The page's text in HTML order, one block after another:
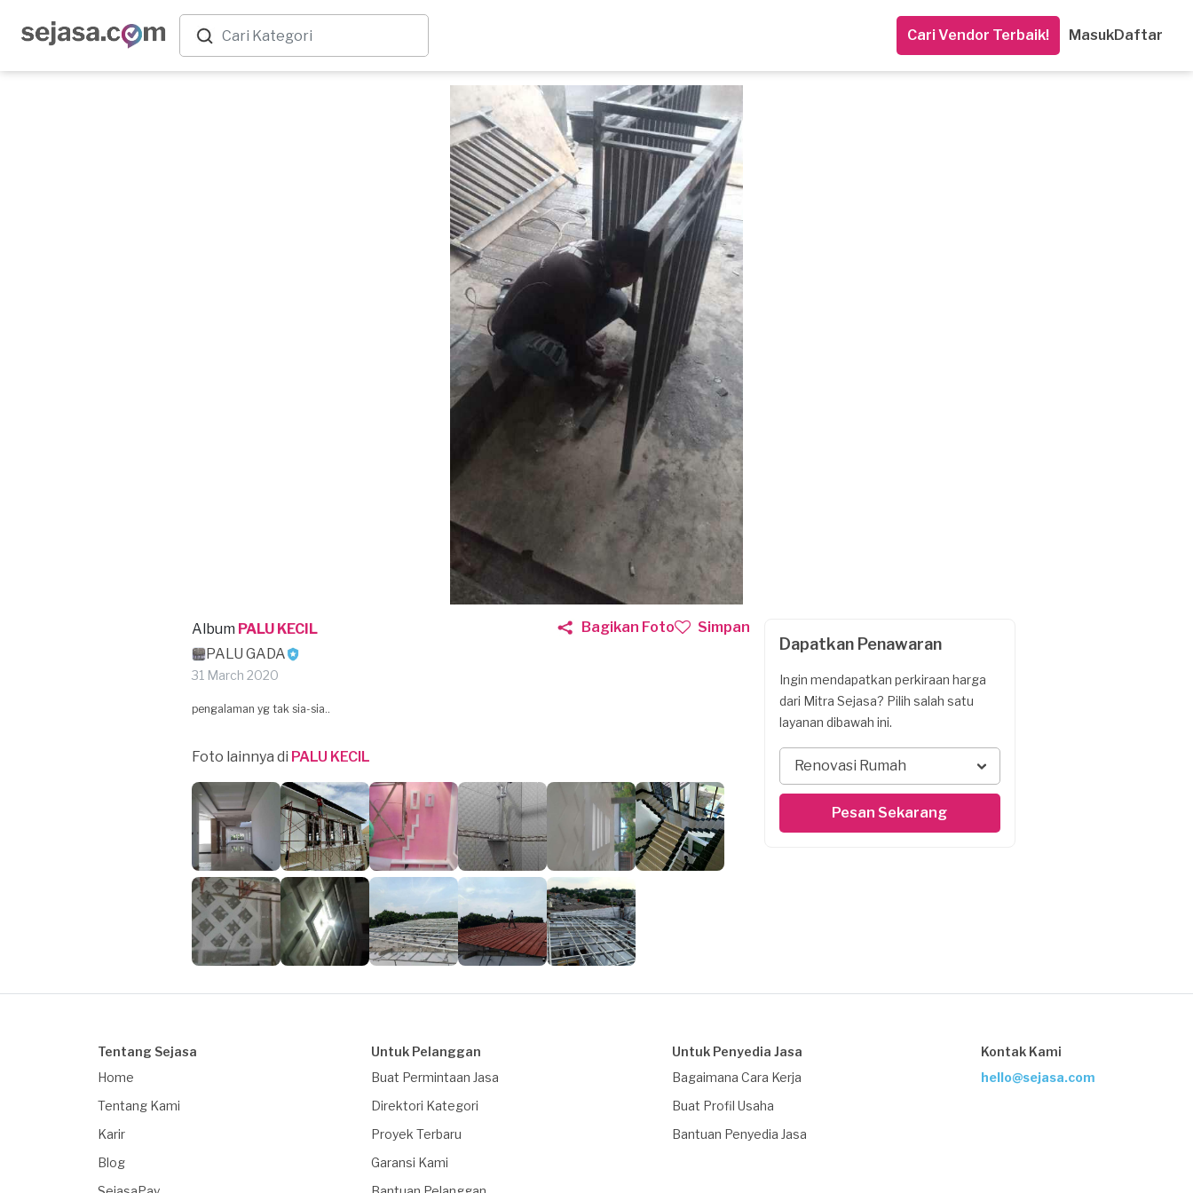
Cari Vendor Terbaik! MasukDaftar
Album PALU KECIL
PALU GADA
31 March 2020
Bagikan Foto Simpan
pengalaman yg tak sia-sia..
Foto lainnya di PALU KECIL
Dapatkan Penawaran
Ingin mendapatkan perkiraan harga
dari Mitra Sejasa? Pilih salah satu
layanan dibawah ini.
Renovasi Rumah
Pesan Sekarang
Tentang Sejasa
Home
Tentang Kami
Karir
Blog
Untuk Pelanggan
Buat Permintaan Jasa
Direktori Kategori
Proyek Terbaru
Garansi Kami
Untuk Penyedia Jasa
Bagaimana Cara Kerja
Buat Profil Usaha
Bantuan Penyedia Jasa
Kontak Kami
hello@sejasa.com